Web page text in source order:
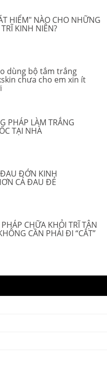
HIỂM" NÀO CHO NHỮNG
KINH NIÊN?
dùng bộ tắm trắng
chưa cho em xin ít
PHÁP LÀM TRẮNG
TẠI NHÀ
ĐỚN KINH
CẢ ĐAU ĐẺ
CHỮA KHỎI TRĨ TẬN
CẦN PHẢI ĐI “CẮT”